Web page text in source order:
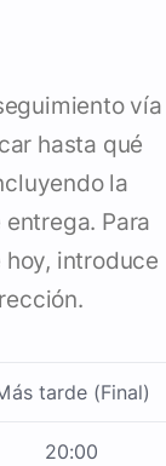
vía
hasta qué
la
Para
introduce
tarde (Final)
20:00